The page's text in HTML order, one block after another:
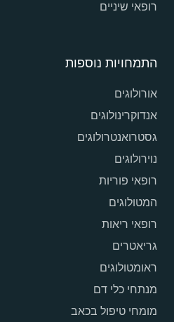
רופאי שיניים
התמחויות נוספות
אורולוגים
אנדוקרינולוגים
גסטרואנטרולוגים
נוירולוגים
רופאי פוריות
המטולוגים
רופאי ריאות
גריאטרים
ראומטולוגים
מנתחי כלי דם
מומחי טיפול בכאב